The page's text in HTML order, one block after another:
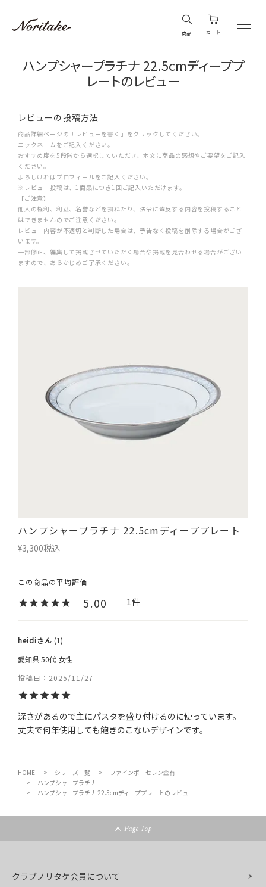
商品 カート
ハンプシャープラチナ 22.5cmディーププ
レートのレビュー
レビューの投稿方法
商品詳細ページの「レビューを書く」をクリックしてください。
ニックネームをご記入ください。
おすすめ度を5段階から選択していただき、本文に商品の感想やご要望をご記入
ください。
よろしければプロフィールをご記入ください。
※レビュー投稿は、1商品につき1回ご記入いただけます。
【ご注意】
他人の権利、利益、名誉などを損ねたり、法令に違反する内容を投稿すること
はできませんのでご注意ください。
レビュー内容が不適切と判断した場合は、予告なく投稿を削除する場合がござ
います。
一部修正、編集して掲載させていただく場合や掲載を見合わせる場合がござい
ますので、あらかじめご了承ください。
ハンプシャープラチナ 22.5cmディーププレート
¥3,300税込
5.00 1
heidi
1
愛知県50代 女性
投稿日
2025/11/27
深さがあるので主にパスタを盛り付けるのに使っています。
HOME シリーズ一覧
ファインポーセレン金有
ハンプシャープラチナ
ハンプシャープラチナ 22.5cmディーププレートのレビュー
Page Top
クラブノリタケ会員について